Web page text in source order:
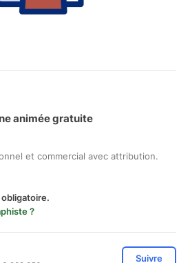
animée gratuite
et commercial avec attribution.
?
Suivre